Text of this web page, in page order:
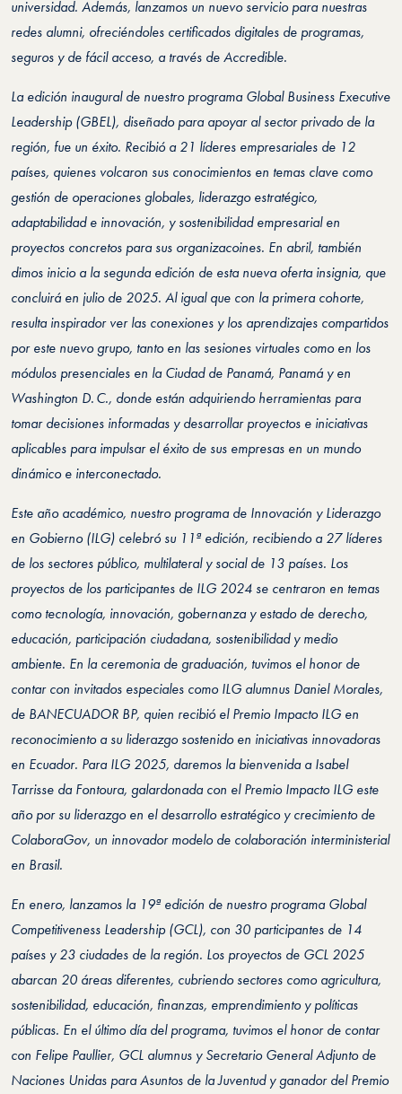
universidad. Además, lanzamos un nuevo servicio para nuestras
redes alumni, ofreciéndoles certificados digitales de programas,
seguros y de fácil acceso, a través de Accredible.
La edición inaugural de nuestro programa Global Business Executive
Leadership (GBEL), diseñado para apoyar al sector privado de la
región, fue un éxito. Recibió a 21 líderes empresariales de 12
países, quienes volcaron sus conocimientos en temas clave como
gestión de operaciones globales, liderazgo estratégico,
adaptabilidad e innovación, y sostenibilidad empresarial en
proyectos concretos para sus organizacoines. En abril, también
dimos inicio a la segunda edición de esta nueva oferta insignia, que
concluirá en julio de 2025. Al igual que con la primera cohorte,
resulta inspirador ver las conexiones y los aprendizajes compartidos
por este nuevo grupo, tanto en las sesiones virtuales como en los
módulos presenciales en la Ciudad de Panamá, Panamá y en
Washington D. C., donde están adquiriendo herramientas para
tomar decisiones informadas y desarrollar proyectos e iniciativas
aplicables para impulsar el éxito de sus empresas en un mundo
dinámico e interconectado.
Este año académico, nuestro programa de Innovación y Liderazgo
en Gobierno (ILG) celebró su 11ª edición, recibiendo a 27 líderes
de los sectores público, multilateral y social de 13 países. Los
proyectos de los participantes de ILG 2024 se centraron en temas
como tecnología, innovación, gobernanza y estado de derecho,
educación, participación ciudadana, sostenibilidad y medio
ambiente. En la ceremonia de graduación, tuvimos el honor de
contar con invitados especiales como ILG alumnus Daniel Morales,
de BANECUADOR BP, quien recibió el Premio Impacto ILG en
reconocimiento a su liderazgo sostenido en iniciativas innovadoras
en Ecuador. Para ILG 2025, daremos la bienvenida a Isabel
Tarrisse da Fontoura, galardonada con el Premio Impacto ILG este
año por su liderazgo en el desarrollo estratégico y crecimiento de
ColaboraGov, un innovador modelo de colaboración interministerial
en Brasil.
En enero, lanzamos la 19ª edición de nuestro programa Global
Competitiveness Leadership (GCL), con 30 participantes de 14
países y 23 ciudades de la región. Los proyectos de GCL 2025
abarcan 20 áreas diferentes, cubriendo sectores como agricultura,
sostenibilidad, educación, finanzas, emprendimiento y políticas
públicas. En el último día del programa, tuvimos el honor de contar
con Felipe Paullier, GCL alumnus y Secretario General Adjunto de
Naciones Unidas para Asuntos de la Juventud y ganador del Premio